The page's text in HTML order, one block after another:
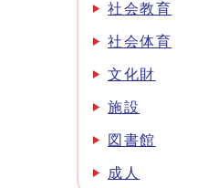
社会教育
社会体育
文化財
施設
図書館
成人